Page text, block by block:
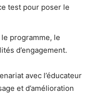
test pour poser le
programme, le
d’engagement.
avec l’éducateur
et d’amélioration